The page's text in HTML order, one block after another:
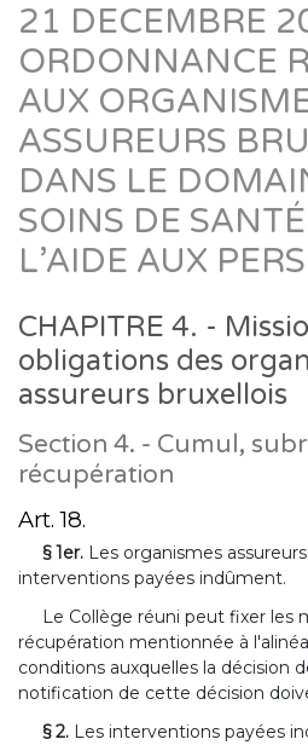
21 DECEMBRE
ORDONNANCE
AUX
ASSUREURS
DANS LE
SOINS DE
L’AIDE AUX
CHAPITRE 4. -
obligations des
assureurs bruxellois
Section 4. - Cumul,
récupération
Art. 18.
§ 1er. Les organismes
interventions payées indûment.
Le Collège réuni peut fixer les
récupération mentionnée à
conditions auxquelles la décision
notification de cette décision
§ 2. Les interventions payées